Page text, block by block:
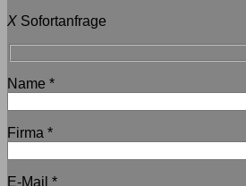
X Sofortanfrage
Name *
Firma *
E-Mail *